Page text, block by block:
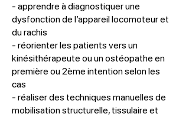
- apprendre à diagnostiquer une
dysfonction de l’appareil locomoteur et
du rachis
- réorienter les patients vers un
kinésithérapeute ou un ostéopathe en
première ou 2ème intention selon les
cas
- réaliser des techniques manuelles de
mobilisation structurelle, tissulaire et